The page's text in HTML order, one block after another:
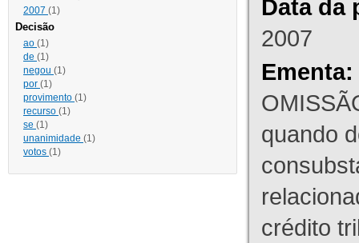
2007 (1)
Decisão
ao (1)
de (1)
negou (1)
por (1)
provimento (1)
recurso (1)
se (1)
unanimidade (1)
votos (1)
Data da
2007
Ementa:
quando
crédito